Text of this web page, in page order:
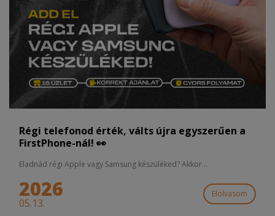
Régi telefonod érték, válts újra egyszerűen a
FirstPhone-nál! 👀
Eladnád régi Apple vagy Samsung készüléked? Akkor...
2026
05.13.
Elolvasom